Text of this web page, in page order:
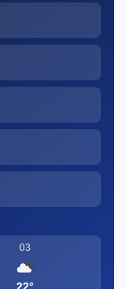
03
22°